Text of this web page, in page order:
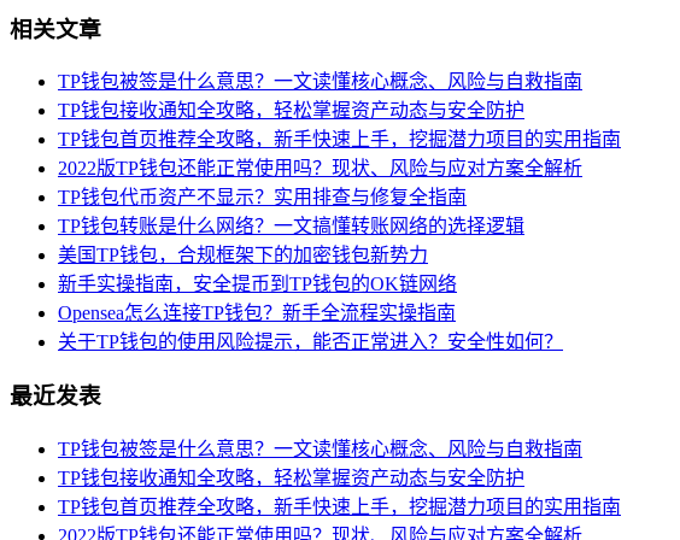
相关文章
TP钱包被签是什么意思？一文读懂核心概念、风险与自救指南
TP钱包接收通知全攻略，轻松掌握资产动态与安全防护
TP钱包首页推荐全攻略，新手快速上手，挖掘潜力项目的实用指南
2022版TP钱包还能正常使用吗？现状、风险与应对方案全解析
TP钱包代币资产不显示？实用排查与修复全指南
TP钱包转账是什么网络？一文搞懂转账网络的选择逻辑
美国TP钱包，合规框架下的加密钱包新势力
新手实操指南，安全提币到TP钱包的OK链网络
Opensea怎么连接TP钱包？新手全流程实操指南
关于TP钱包的使用风险提示，能否正常进入？安全性如何？
最近发表
TP钱包被签是什么意思？一文读懂核心概念、风险与自救指南
TP钱包接收通知全攻略，轻松掌握资产动态与安全防护
TP钱包首页推荐全攻略，新手快速上手，挖掘潜力项目的实用指南
2022版TP钱包还能正常使用吗？现状、风险与应对方案全解析